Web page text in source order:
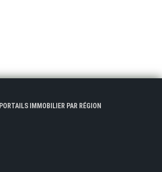
PORTAILS IMMOBILIER PAR RÉGION